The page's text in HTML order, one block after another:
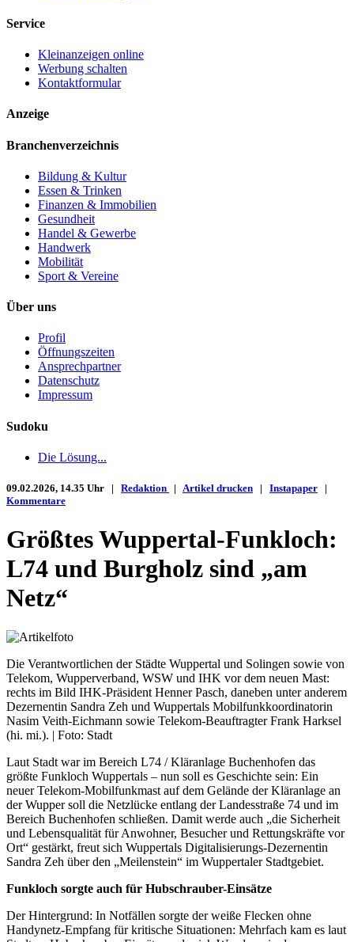
Service
Kleinanzeigen online
Werbung schalten
Kontaktformular
Anzeige
Branchenverzeichnis
Bildung & Kultur
Essen & Trinken
Finanzen & Immobilien
Gesundheit
Handel & Gewerbe
Handwerk
Mobilität
Sport & Vereine
Über uns
Profil
Öffnungszeiten
Ansprechpartner
Datenschutz
Impressum
Sudoku
Die Lösung...
09.02.2026, 14.35 Uhr | Redaktion | Artikel drucken | Instapaper |
Kommentare
Größtes Wuppertal-Funkloch:
L74 und Burgholz sind „am
Netz“
Die Verantwortlichen der Städte Wuppertal und Solingen sowie von
Telekom, Wupperverband, WSW und IHK vor dem neuen Mast:
rechts im Bild IHK-Präsident Henner Pasch, daneben unter anderem
Dezernentin Sandra Zeh und Wuppertals Mobilfunkkoordinatorin
Nasim Veith-Eichmann sowie Telekom-Beauftragter Frank Harksel
(hi. mi.). | Foto: Stadt
Laut Stadt war im Bereich L74 / Kläranlage Buchenhofen das
größte Funkloch Wuppertals – nun soll es Geschichte sein: Ein
neuer Telekom-Mobilfunkmast auf dem Gelände der Kläranlage an
der Wupper soll die Netzlücke entlang der Landesstraße 74 und im
Bereich Buchenhofen schließen. Damit werde auch „die Sicherheit
und Lebensqualität für Anwohner, Besucher und Rettungskräfte vor
Ort“ gestärkt, freut sich Wuppertals Digitalisierungs-Dezernentin
Sandra Zeh über den „Meilenstein“ im Wuppertaler Stadtgebiet.
Funkloch sorgte auch für Hubschrauber-Einsätze
Der Hintergrund: In Notfällen sorgte der weiße Flecken ohne
Handynetz-Empfang für kritische Situationen: Mehrfach kam es laut